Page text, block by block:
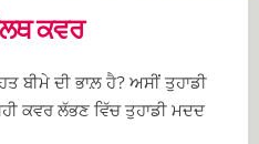
ਕਵਰ
ਦੀ ਭਾਲ਼ ਹੈ? ਅਸੀਂ ਤੁਹਾਡੀ
ਕਵਰ ਲੱਭਣ ਵਿੱਚ ਤੁਹਾਡੀ ਮਦਦ